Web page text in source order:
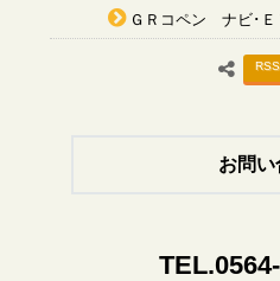
ＧＲコペン ナビ･Ｅ
お問い